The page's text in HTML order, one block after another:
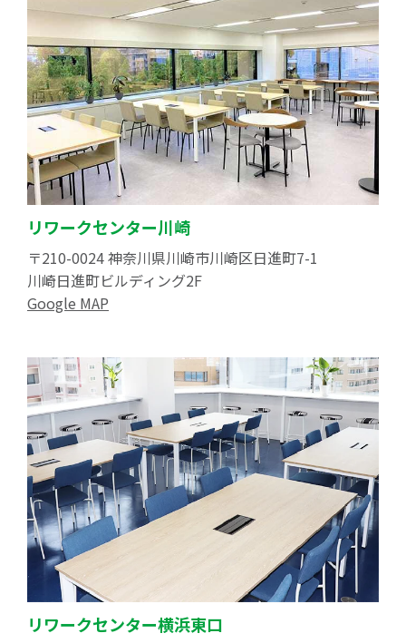
リワークセンター川崎
〒210-0024 神奈川県川崎市川崎区日進町7-1
川崎日進町ビルディング2F
Google MAP
リワークセンター横浜東口